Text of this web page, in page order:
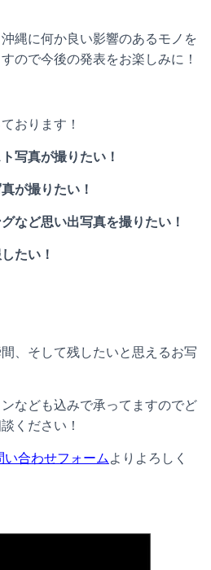
縄に何か良い影響のあるモノを
ので今後の発表をお楽しみに！
おります！
写真が撮りたい！
が撮りたい！
など思い出写真を撮りたい！
たい！
、そして残したいと思えるお写
なども込みで承ってますのでど
ください！
い合わせフォーム よりよろしく